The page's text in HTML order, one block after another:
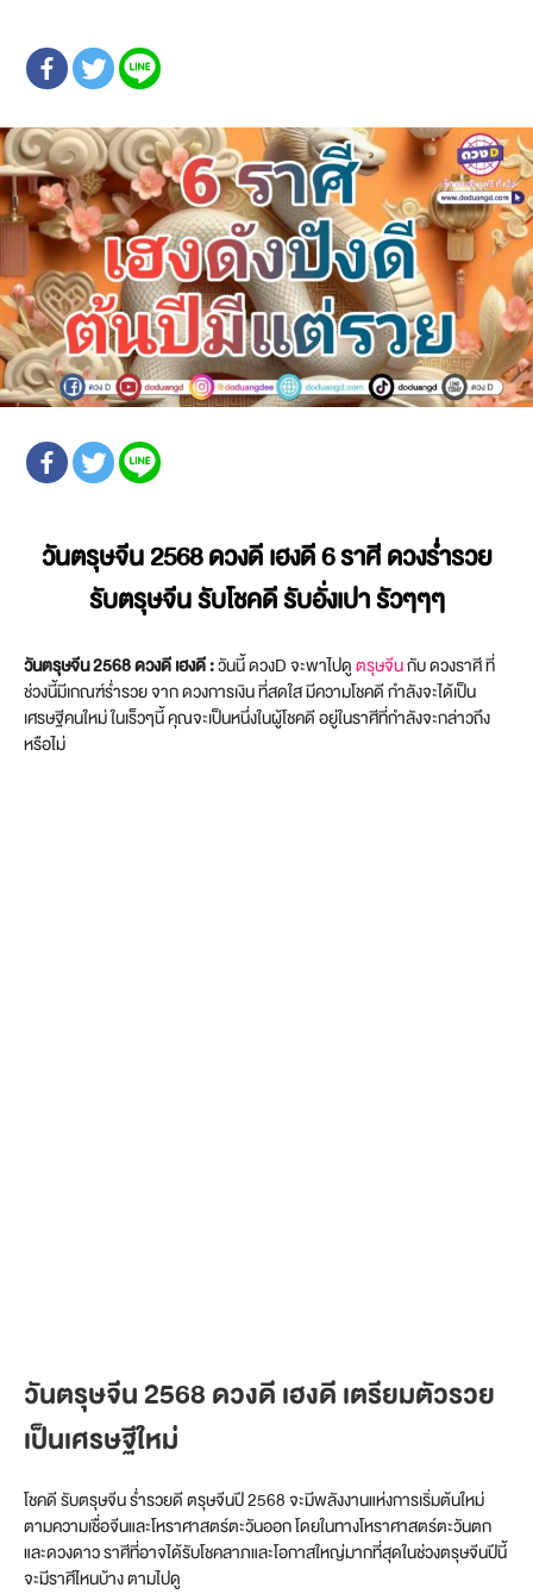
วันตรุษจีน 2568 ดวงดี เฮงดี 6 ราศี ดวงร่ำรวย
รับตรุษจีน รับโชคดี รับอั่งเปา รัวๆๆๆ
วันตรุษจีน 2568 ดวงดี เฮงดี :วันนี้ ดวงD จะพาไปดูตรุษจีนกับ ดวงราศี ที่
ช่วงนี้มีเกณฑ์ร่ำรวย จาก ดวงการเงิน ที่สดใส มีความโชคดี กำลังจะได้เป็น
เศรษฐีคนใหม่ ในเร็วๆนี้ คุณจะเป็นหนึ่งในผู้โชคดี อยู่ในราศีที่กำลังจะกล่าวถึง
หรือไม่
วันตรุษจีน 2568 ดวงดี เฮงดีเตรียมตัวรวย
เป็นเศรษฐีใหม่
โชคดี รับตรุษจีน ร่ำรวยดี ตรุษจีนปี 2568 จะมีพลังงานแห่งการเริ่มต้นใหม่
ตามความเชื่อจีนและโหราศาสตร์ตะวันออก โดยในทางโหราศาสตร์ตะวันตก
และดวงดาว ราศีที่อาจได้รับโชคลาภและโอกาสใหญ่มากที่สุดในช่วงตรุษจีนปีนี้
จะมีราศีไหนบ้าง ตามไปดู